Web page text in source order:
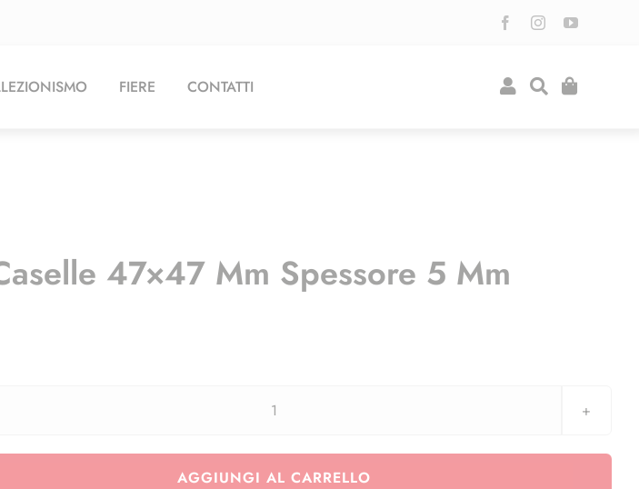
FIERE CONTATTI
47×47 Mm Spessore 5 Mm
24
47x47
AGGIUNGI AL CARRELLO